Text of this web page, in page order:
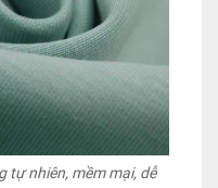
tự nhiên, mềm mại, dễ